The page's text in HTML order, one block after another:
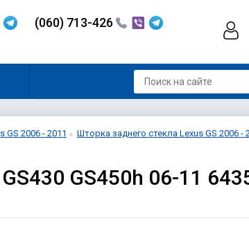
(060) 713-426
GS 2006 - 2011
Шторка заднего стекла Lexus GS 2006 -
GS450h 06-11